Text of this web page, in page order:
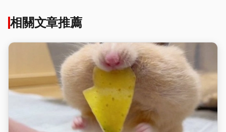
相關文章推薦